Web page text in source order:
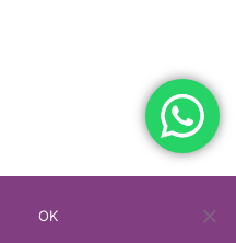
OK